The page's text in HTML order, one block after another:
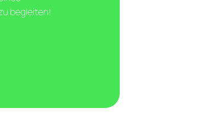
begleiten!